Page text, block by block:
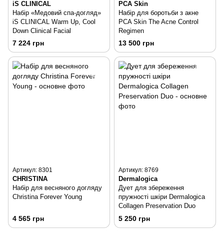
iS CLINICAL
Набір «Медовий спа-догляд»
iS CLINICAL Warm Up, Cool
Down Clinical Facial
7 224 грн
PCA Skin
Набір для боротьби з акне
PCA Skin The Acne Control
Regimen
13 500 грн
Артикул: 8301
CHRISTINA
Набір для весняного догляду
Christina Forever Young
4 565 грн
Артикул: 8769
Dermalogica
Дует для збереження
пружності шкіри Dermalogica
Collagen Preservation Duo
5 250 грн